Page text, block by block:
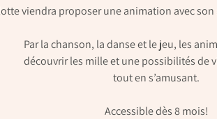
viendra proposer une animation avec son
Par la chanson, la danse et le jeu, les
découvrir les mille et une possibilités de
tout en s’amusant.
Accessible dès 8 mois!